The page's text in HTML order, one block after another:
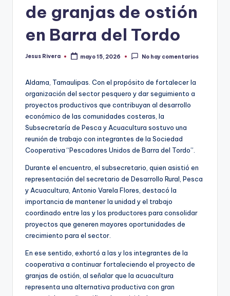
de granjas de ostión
en Barra del Tordo
Publicado
Jesus Rivera mayo 15, 2026 No hay comentarios
Aldama, Tamaulipas. Con el propósito de fortalecer la
organización del sector pesquero y dar seguimiento a
proyectos productivos que contribuyan al desarrollo
económico de las comunidades costeras, la
Subsecretaría de Pesca y Acuacultura sostuvo una
reunión de trabajo con integrantes de la Sociedad
Cooperativa “Pescadores Unidos de Barra del Tordo”.
Durante el encuentro, el subsecretario, quien asistió en
representación del secretario de Desarrollo Rural, Pesca
y Acuacultura, Antonio Varela Flores, destacó la
importancia de mantener la unidad y el trabajo
coordinado entre las y los productores para consolidar
proyectos que generen mayores oportunidades de
crecimiento para el sector.
En ese sentido, exhortó a las y los integrantes de la
cooperativa a continuar fortaleciendo el proyecto de
granjas de ostión, al señalar que la acuacultura
representa una alternativa productiva con gran